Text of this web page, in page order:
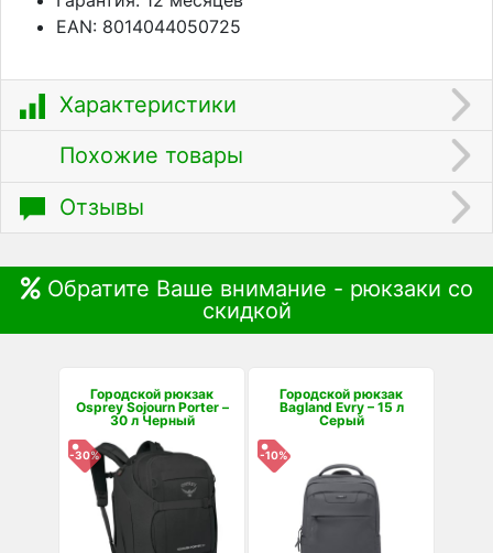
EAN: 8014044050725
Характеристики
Похожие товары
Отзывы
Обратите Ваше внимание - рюкзаки со
скидкой
Городской рюкзак
Osprey Sojourn Porter –
30 л Черный
-30%
Городской рюкзак
Bagland Evry – 15 л
Серый
-10%